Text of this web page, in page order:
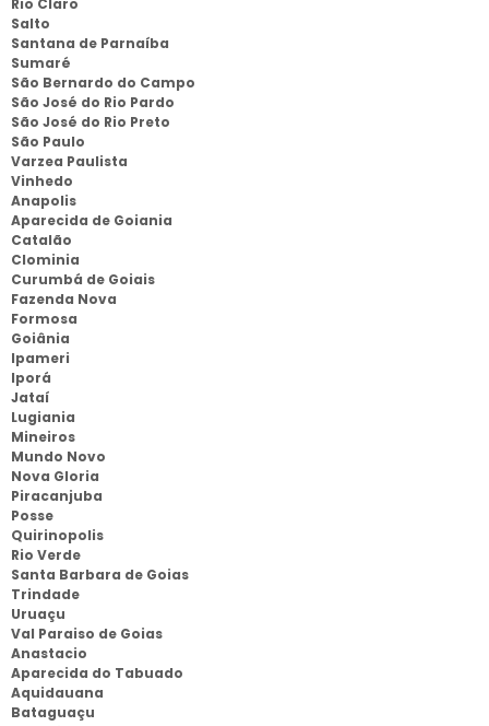
Rio Claro
Salto
Santana de Parnaíba
Sumaré
São Bernardo do Campo
São José do Rio Pardo
São José do Rio Preto
São Paulo
Varzea Paulista
Vinhedo
Anapolis
Aparecida de Goiania
Catalão
Clominia
Curumbá de Goiais
Fazenda Nova
Formosa
Goiânia
Ipameri
Iporá
Jataí
Lugiania
Mineiros
Mundo Novo
Nova Gloria
Piracanjuba
Posse
Quirinopolis
Rio Verde
Santa Barbara de Goias
Trindade
Uruaçu
Val Paraiso de Goias
Anastacio
Aparecida do Tabuado
Aquidauana
Bataguaçu